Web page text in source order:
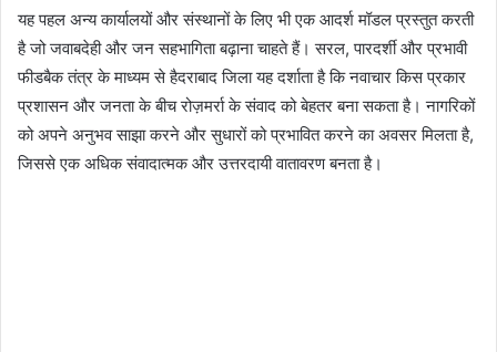
यह पहल अन्य कार्यालयों और संस्थानों के लिए भी एक आदर्श मॉडल प्रस्तुत करती
है जो जवाबदेही और जन सहभागिता बढ़ाना चाहते हैं। सरल, पारदर्शी और प्रभावी
फीडबैक तंत्र के माध्यम से हैदराबाद जिला यह दर्शाता है कि नवाचार किस प्रकार
प्रशासन और जनता के बीच रोज़मर्रा के संवाद को बेहतर बना सकता है। नागरिकों
को अपने अनुभव साझा करने और सुधारों को प्रभावित करने का अवसर मिलता है,
जिससे एक अधिक संवादात्मक और उत्तरदायी वातावरण बनता है।